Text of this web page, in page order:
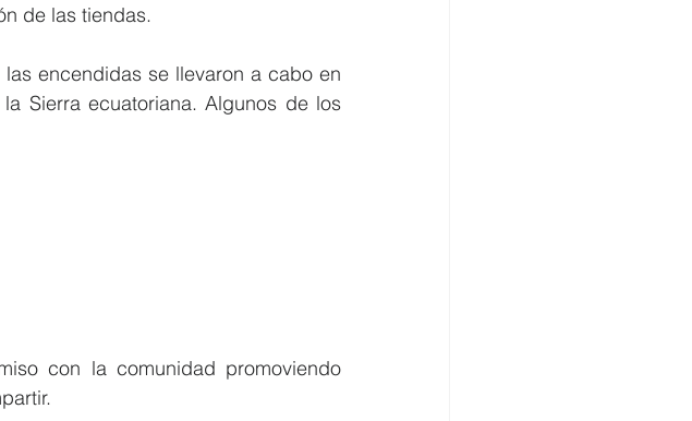
de las tiendas.
encendidas se llevaron a cabo en
Sierra ecuatoriana. Algunos de los
con la comunidad promoviendo